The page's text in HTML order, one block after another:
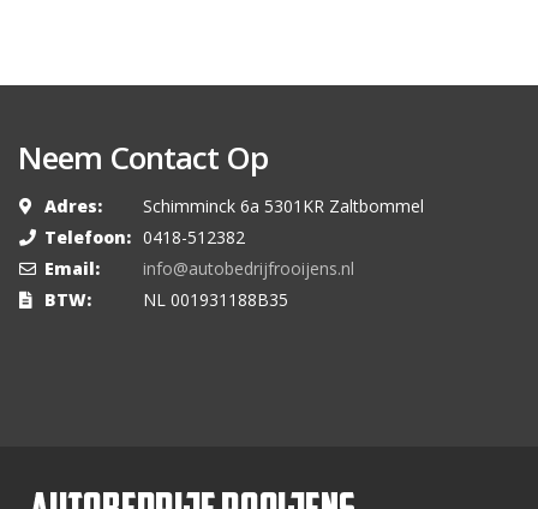
Neem Contact Op
Adres:
Schimminck 6a 5301KR Zaltbommel
Telefoon: 0418-512382
Email:
info@autobedrijfrooijens.nl
BTW:
NL 001931188B35